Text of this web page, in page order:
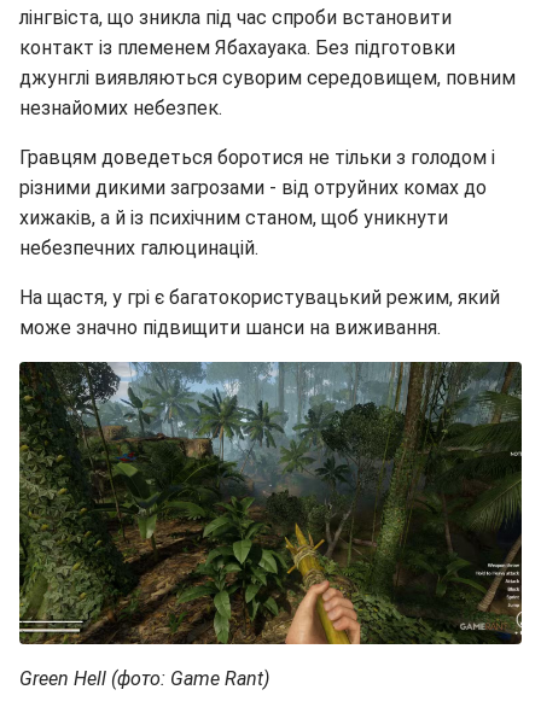
лінгвіста, що зникла під час спроби встановити
контакт із племенем Ябахауака. Без підготовки
джунглі виявляються суворим середовищем, повним
незнайомих небезпек.
Гравцям доведеться боротися не тільки з голодом і
різними дикими загрозами - від отруйних комах до
хижаків, а й із психічним станом, щоб уникнути
небезпечних галюцинацій.
На щастя, у грі є багатокористувацький режим, який
може значно підвищити шанси на виживання.
Green Hell (фото: Game Rant)